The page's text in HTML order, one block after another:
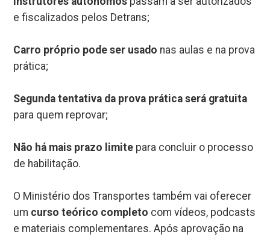
e fiscalizados pelos Detrans;
Carro próprio pode ser usado nas aulas e na prova
prática;
Segunda tentativa da prova prática será gratuita
para quem reprovar;
Não há mais prazo limite para concluir o processo
de habilitação.
O Ministério dos Transportes também vai oferecer
um curso teórico completo com vídeos, podcasts
e materiais complementares. Após aprovação na